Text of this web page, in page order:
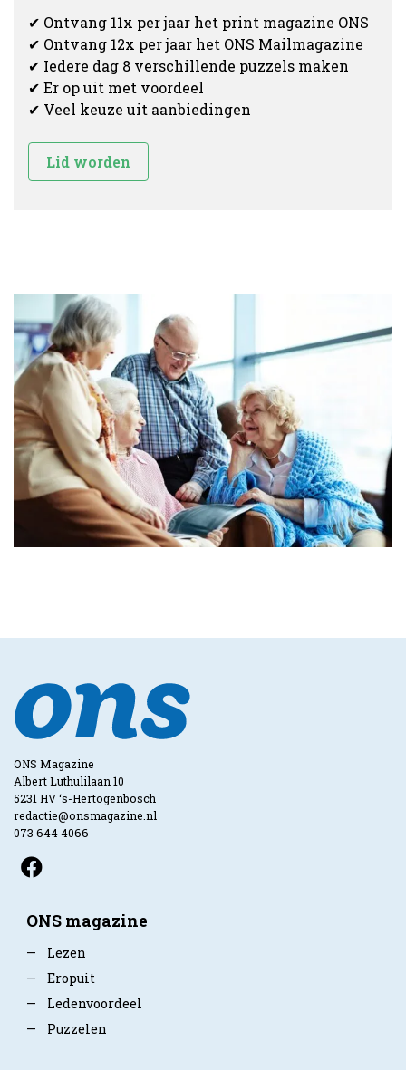
✔ Ontvang 11x per jaar het print magazine ONS
✔ Ontvang 12x per jaar het ONS Mailmagazine
✔ Iedere dag 8 verschillende puzzels maken
✔ Er op uit met voordeel
✔ Veel keuze uit aanbiedingen
Lid worden
ONS Magazine
Albert Luthulilaan 10
5231 HV ‘s-Hertogenbosch
redactie@onsmagazine.nl
073 644 4066
ONS magazine
—
Lezen
—
Eropuit
—
Ledenvoordeel
—
Puzzelen